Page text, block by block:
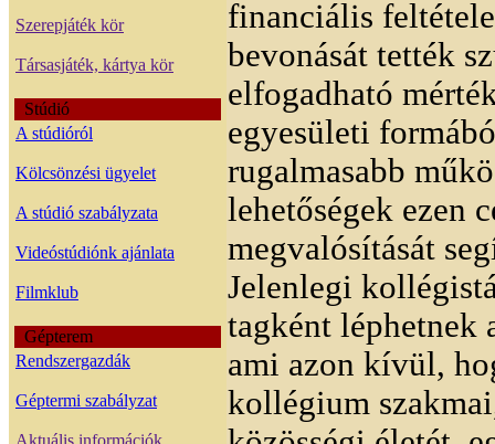
Szerepjáték kör
Társasjáték, kártya kör
Stúdió
A stúdióról
Kölcsönzési ügyelet
A stúdió szabályzata
Videóstúdiónk ajánlata
Filmklub
Gépterem
Rendszergazdák
Géptermi szabályzat
Aktuális információk
financiális
bevonását tették
elfogadható
egyesületi
rugalmasabb
lehetőségek ezen
megvalósítását
Jelenlegi
tagként léphetnek
ami azon kívül,
kollégium